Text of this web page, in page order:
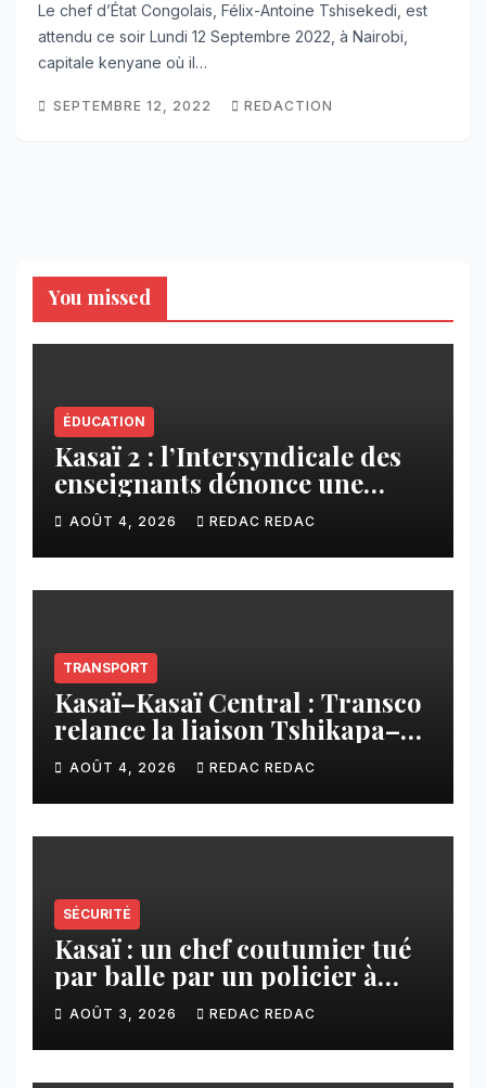
Le chef d’État Congolais, Félix-Antoine Tshisekedi, est
attendu ce soir Lundi 12 Septembre 2022, à Nairobi,
capitale kenyane où il…
SEPTEMBRE 12, 2022 REDACTION
You missed
ÉDUCATION
Kasaï 2 : l’Intersyndicale des
enseignants dénonce une
contribution financière
imposée aux écoles de la
CNCA
AOÛT 4, 2026 REDAC REDAC
TRANSPORT
Kasaï–Kasaï Central : Transco
relance la liaison Tshikapa–
Tshiamu pour faciliter les
échanges
AOÛT 4, 2026 REDAC REDAC
SÉCURITÉ
Kasaï : un chef coutumier tué
par balle par un policier à
Kamuesha, la tension monte
AOÛT 3, 2026 REDAC REDAC